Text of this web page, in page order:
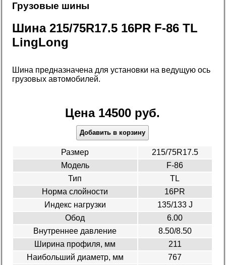
Грузовые шины
Шина 215/75R17.5 16PR F-86 TL
LingLong
Шина предназначена для установки на ведущую ось
грузовых автомобилей.
Цена 14500 руб.
Добавить в корзину
Размер
215/75R17.5
Модель
F-86
Тип
TL
Норма слойности
16PR
Индекс нагрузки
135/133 J
Обод
6.00
Внутреннее давление
8.50/8.50
Ширина профиля, мм
211
Наибольший диаметр, мм
767